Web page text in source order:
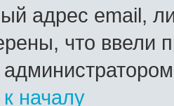
адрес email,
что ввели
началу